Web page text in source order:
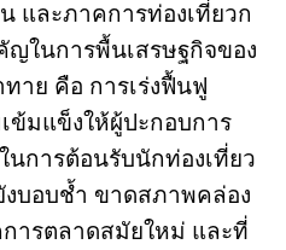
และภาคการท่องเที่ยวก
ญในการพื้นเสรษฐกิจของ
าย คือ การเร่งฟื้นฟู
ข้มแข็งให้ผู้ปะกอบการ
การต้อนรับนักท่องเที่ยว
บอบช้ำ ขาดสภาพคล่อง
ารตลาดสมัยใหม่ และที่